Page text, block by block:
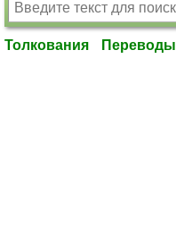
Толкования Переводы